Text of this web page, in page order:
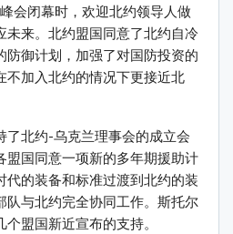
会闭幕时，欢迎北约领导人做
未来。北约盟国同意了北约自冷
防御计划，加强了对国防投资的
不加入北约的情况下更接近北
了北约-乌克兰理事会的成立会
盟国同意一项新的多年期援助计
代的装备和标准过渡到北约的装
队与北约完全协同工作。斯托尔
盟国新近宣布的支持。